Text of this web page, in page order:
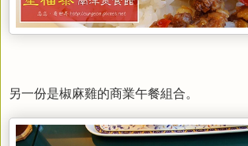
另一份是椒麻雞的商業午餐組合。